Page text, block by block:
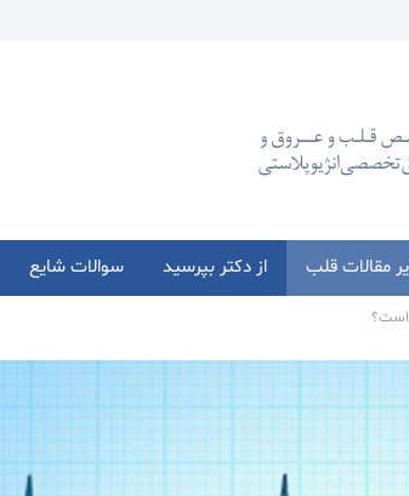
مقالات قلب از دکتر بپرسید سوالات شایع
است؟